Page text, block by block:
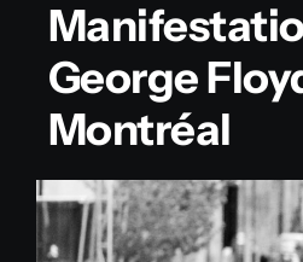
George
Montréal